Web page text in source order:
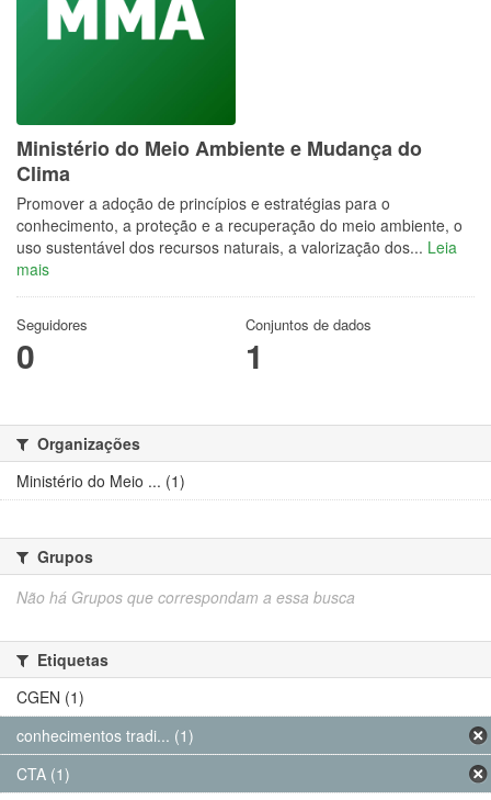
Ministério do Meio Ambiente e Mudança do
Clima
Promover a adoção de princípios e estratégias para o
conhecimento, a proteção e a recuperação do meio ambiente, o
uso sustentável dos recursos naturais, a valorização dos... Leia
mais
Seguidores
0
Conjuntos de dados
1
Organizações
Ministério do Meio ... (1)
Grupos
Não há Grupos que correspondam a essa busca
Etiquetas
CGEN (1)
conhecimentos tradi... (1)
CTA (1)